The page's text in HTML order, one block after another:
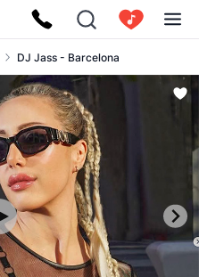
DJ Jass - Barcelona